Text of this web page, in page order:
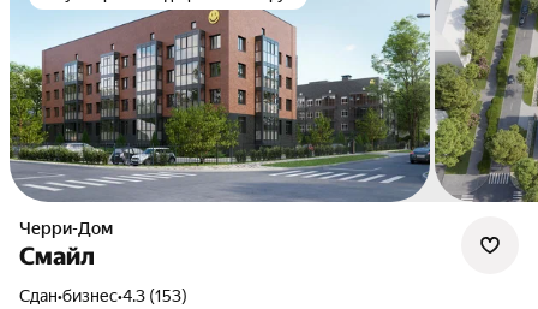
Черри-Дом
Смайл
Сдан•бизнес•4.3 (153)